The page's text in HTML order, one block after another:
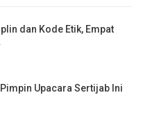
dan Kode Etik, Empat
Upacara Sertijab Ini